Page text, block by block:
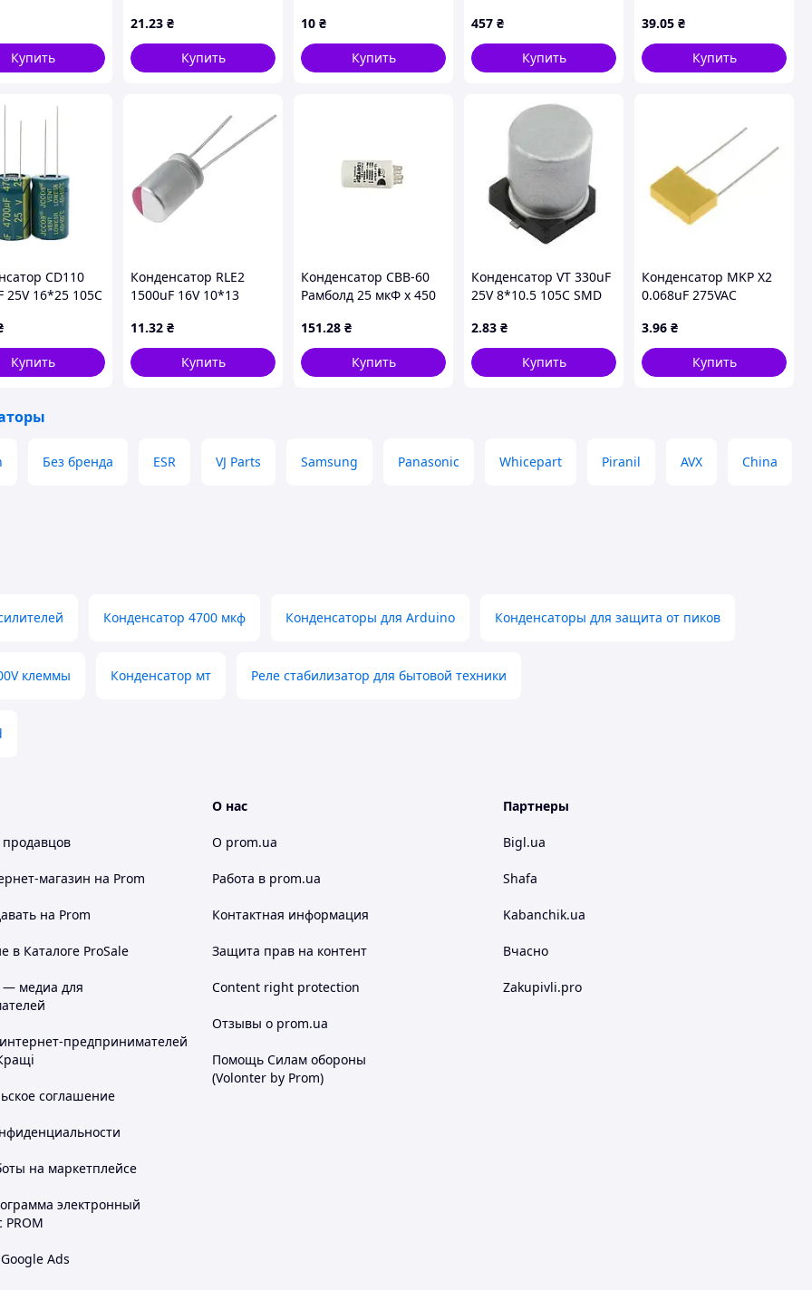
штук, номиналом 4700 мкФ и напряжением 25 В.
и имеют допустимое отклонение емкости
х 16 мм и монтируются на печатные платы
для ремонта электроники, сборки
DIY проекты, усилители, источники
Купить
21.23 ₴
Купить
10 ₴
Купить
457 ₴
Купить
39.05 ₴
Купить
CD110
25V 16*25 105C
Купить
Конденсатор RLE2
1500uF 16V 10*13
11.32 ₴
Купить
Конденсатор СВВ-60
Рамболд 25 мкФ х 450
151.28 ₴
Купить
Конденсатор VT 330uF
25V 8*10.5 105C SMD
2.83 ₴
Купить
Конденсатор MKP X2
0.068uF 275VAC
3.96 ₴
Купить
Без бренда ESR VJ Parts Samsung Panasonic Whicepart Piranil AVX China
Конденсатор 4700 мкф Конденсаторы для Arduino Конденсаторы для защита от пиков
клеммы Конденсатор мт Реле стабилизатор для бытовой техники
магазин на Prom
на Prom
в Каталоге ProSale
— медиа для
предпринимателей
соглашение
на маркетплейсе
электронный
PROM
Ads
О нас
О prom.ua
Работа в prom.ua
Контактная информация
Защита прав на контент
Content right protection
Отзывы о prom.ua
Помощь Силам обороны
(Volonter by Prom)
Партнеры
Bigl.ua
Shafa
Kabanchik.ua
Вчасно
Zakupivli.pro